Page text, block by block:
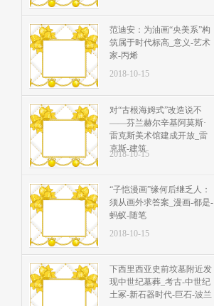
范迪安：为油画“央美系”构
筑属于时代标高_意义-艺术
家-丙烯
2018-10-15
对“古根海姆式”改造说不
——芬兰赫尔辛基阿莫斯·
雷克斯美术馆建成开放_雷
克斯-建筑
2018-10-15
“子恺漫画”缘何后继乏人：
须从画外求答案_漫画-都是-
蚂蚁-随笔
2018-10-15
下西里西亚史前坟墓附近发
现中世纪墓葬_考古-中世纪
土冢-新石器时代-巨石-波兰